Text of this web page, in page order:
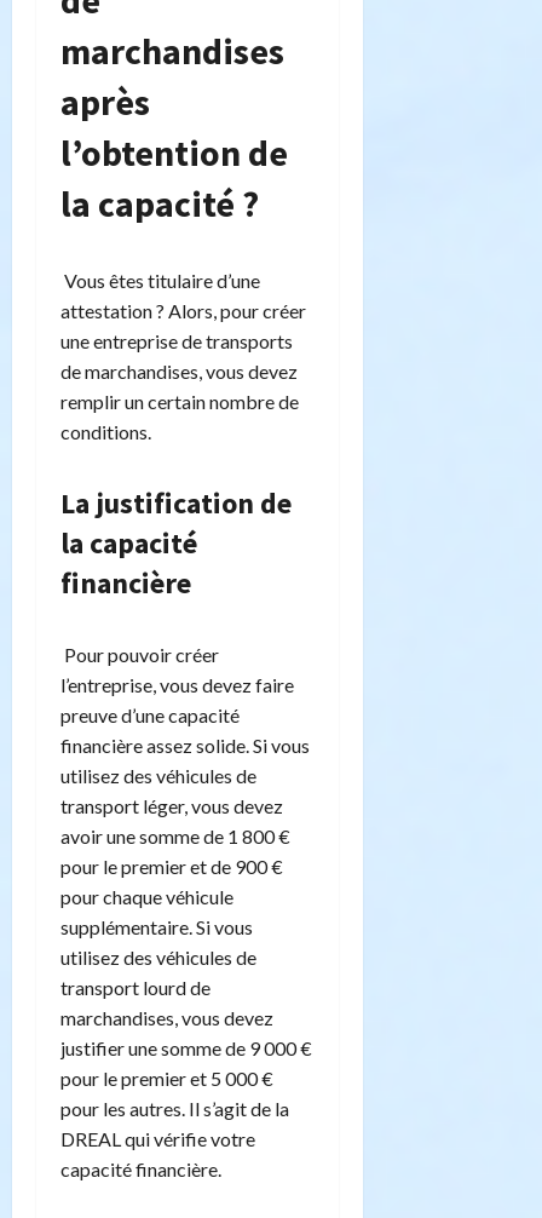
marchandises
après
l’obtention de
la capacité ?
Vous êtes titulaire d’une
attestation ? Alors, pour créer
une entreprise de transports
de marchandises, vous devez
remplir un certain nombre de
conditions.
La justification de
la capacité
financière
Pour pouvoir créer
l’entreprise, vous devez faire
preuve d’une capacité
financière assez solide. Si vous
utilisez des véhicules de
transport léger, vous devez
avoir une somme de 1 800 €
pour le premier et de 900 €
pour chaque véhicule
supplémentaire. Si vous
utilisez des véhicules de
transport lourd de
marchandises, vous devez
justifier une somme de 9 000 €
pour le premier et 5 000 €
pour les autres. Il s’agit de la
DREAL qui vérifie votre
capacité financière.